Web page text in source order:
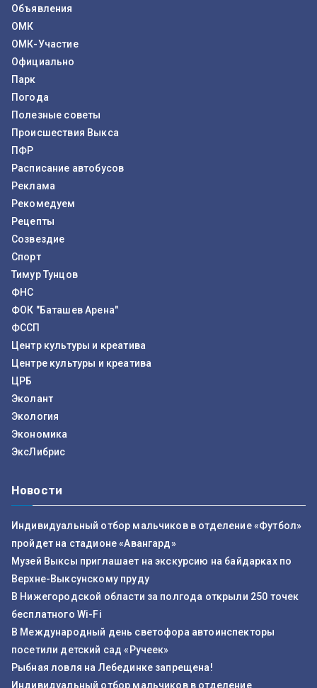
Объявления
ОМК
ОМК-Участие
Официально
Парк
Погода
Полезные советы
Происшествия Выкса
ПФР
Расписание автобусов
Реклама
Рекомедуем
Рецепты
Созвездие
Спорт
Тимур Тунцов
ФНС
ФОК "Баташев Арена"
ФССП
Центр культуры и креатива
Центре культуры и креатива
ЦРБ
Эколант
Экология
Экономика
ЭксЛибрис
Новости
Индивидуальный отбор мальчиков в отделение «Футбол»
пройдет на стадионе «Авангард»
Музей Выксы приглашает на экскурсию на байдарках по
Верхне-Выксунскому пруду
В Нижегородской области за полгода открыли 250 точек
бесплатного Wi-Fi
В Международный день светофора автоинспекторы
посетили детский сад «Ручеек»
Рыбная ловля на Лебединке запрещена!
Индивидуальный отбор мальчиков в отделение